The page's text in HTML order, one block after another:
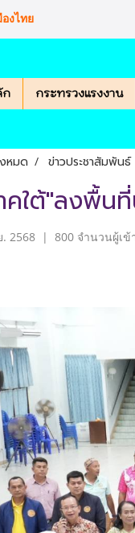
งไทย
ก กระทรวงแรงงาน
หมด ข่าวประชาสัมพันธ์
ใต้"ลงพื้น
2568 | 800 จำนวนผู้เข้